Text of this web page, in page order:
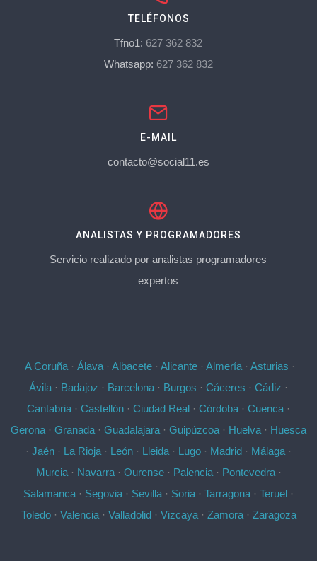
TELÉFONOS
Tfno1: 627 362 832
Whatsapp: 627 362 832
E-MAIL
contacto@social11.es
ANALISTAS Y PROGRAMADORES
Servicio realizado por analistas programadores
expertos
A Coruña· Álava· Albacete· Alicante· Almería· Asturias ·
Ávila · Badajoz · Barcelona · Burgos · Cáceres · Cádiz ·
Cantabria · Castellón · Ciudad Real · Córdoba · Cuenca ·
Gerona · Granada · Guadalajara · Guipúzcoa · Huelva · Huesca
· Jaén · La Rioja · León · Lleida · Lugo · Madrid · Málaga ·
Murcia· Navarra· Ourense· Palencia· Pontevedra·
Salamanca · Segovia · Sevilla · Soria · Tarragona · Teruel ·
Toledo· Valencia· Valladolid· Vizcaya· Zamora· Zaragoza